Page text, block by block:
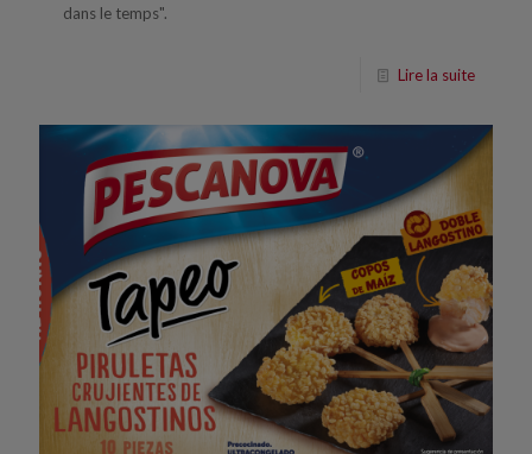
dans le temps".
Lire la suite